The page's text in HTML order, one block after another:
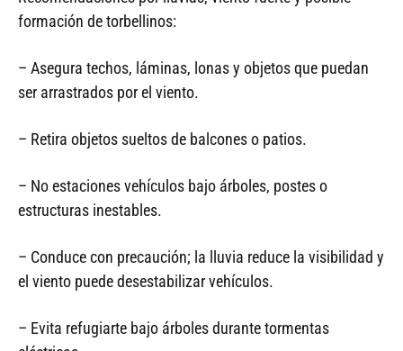
formación de torbellinos:
– Asegura techos, láminas, lonas y objetos que puedan
ser arrastrados por el viento.
– Retira objetos sueltos de balcones o patios.
– No estaciones vehículos bajo árboles, postes o
estructuras inestables.
– Conduce con precaución; la lluvia reduce la visibilidad y
el viento puede desestabilizar vehículos.
– Evita refugiarte bajo árboles durante tormentas